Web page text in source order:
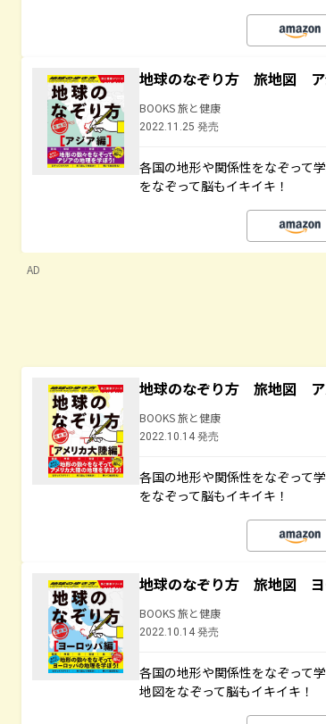
地球のなぞり方 旅地図 ア
BOOKS 旅と健康
2022.11.25 発売
各国の地形や関係性をなぞって
をなぞって脳もイキイキ！
AD
地球のなぞり方 旅地図 ア
BOOKS 旅と健康
2022.10.14 発売
各国の地形や関係性をなぞって
をなぞって脳もイキイキ！
地球のなぞり方 旅地図 ヨ
BOOKS 旅と健康
2022.10.14 発売
各国の地形や関係性をなぞって
地図をなぞって脳もイキイキ！